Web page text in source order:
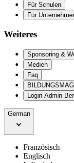
Für Schulen
Für
Weiteres
Sponsoring &
Medien
Faq
Login Admin
German
Französisch
Englisch